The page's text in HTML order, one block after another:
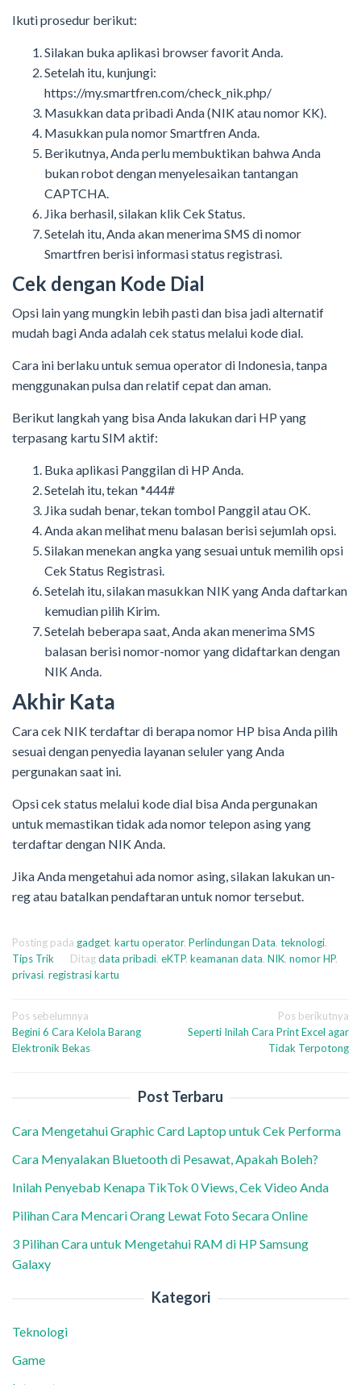
Ikuti prosedur berikut:
Silakan buka aplikasi browser favorit Anda.
Setelah itu, kunjungi:
https://my.smartfren.com/check_nik.php/
Masukkan data pribadi Anda (NIK atau nomor KK).
Masukkan pula nomor Smartfren Anda.
Berikutnya, Anda perlu membuktikan bahwa Anda
bukan robot dengan menyelesaikan tantangan
CAPTCHA.
Jika berhasil, silakan klik Cek Status.
Setelah itu, Anda akan menerima SMS di nomor
Smartfren berisi informasi status registrasi.
Cek dengan Kode Dial
Opsi lain yang mungkin lebih pasti dan bisa jadi alternatif
mudah bagi Anda adalah cek status melalui kode dial.
Cara ini berlaku untuk semua operator di Indonesia, tanpa
menggunakan pulsa dan relatif cepat dan aman.
Berikut langkah yang bisa Anda lakukan dari HP yang
terpasang kartu SIM aktif:
Buka aplikasi Panggilan di HP Anda.
Setelah itu, tekan *444#
Jika sudah benar, tekan tombol Panggil atau OK.
Anda akan melihat menu balasan berisi sejumlah opsi.
Silakan menekan angka yang sesuai untuk memilih opsi
Cek Status Registrasi.
Setelah itu, silakan masukkan NIK yang Anda daftarkan
kemudian pilih Kirim.
Setelah beberapa saat, Anda akan menerima SMS
balasan berisi nomor-nomor yang didaftarkan dengan
NIK Anda.
Akhir Kata
Cara cek NIK terdaftar di berapa nomor HP bisa Anda pilih
sesuai dengan penyedia layanan seluler yang Anda
pergunakan saat ini.
Opsi cek status melalui kode dial bisa Anda pergunakan
untuk memastikan tidak ada nomor telepon asing yang
terdaftar dengan NIK Anda.
Jika Anda mengetahui ada nomor asing, silakan lakukan un-
reg atau batalkan pendaftaran untuk nomor tersebut.
Posting pada gadget, kartu operator, Perlindungan Data, teknologi,
Tips Trik
Ditagdata pribadi, eKTP, keamanan data, NIK, nomor HP,
privasi, registrasi kartu
Navigasi
pos
Pos sebelumnya
Begini 6 Cara Kelola Barang
Elektronik Bekas
Pos berikutnya
Seperti Inilah Cara Print Excel agar
Tidak Terpotong
Post Terbaru
Cara Mengetahui Graphic Card Laptop untuk Cek Performa
Cara Menyalakan Bluetooth di Pesawat, Apakah Boleh?
Inilah Penyebab Kenapa TikTok 0 Views, Cek Video Anda
Pilihan Cara Mencari Orang Lewat Foto Secara Online
3 Pilihan Cara untuk Mengetahui RAM di HP Samsung
Galaxy
Kategori
Teknologi
Game